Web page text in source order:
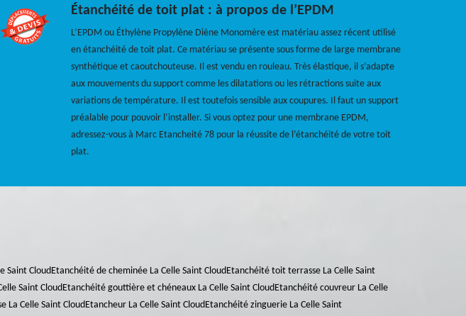
Étanchéité de toit plat : à propos de l’EPDM
L’EPDM ou Éthylène Propylène Diène Monomère est matériau assez récent utilisé
en étanchéité de toit plat. Ce matériau se présente sous forme de large membrane
synthétique et caoutchouteuse. Il est vendu en rouleau. Très élastique, il s’adapte
aux mouvements du support comme les dilatations ou les rétractions suite aux
variations de température. Il est toutefois sensible aux coupures. Il faut un support
préalable pour pouvoir l’installer. Si vous optez pour une membrane EPDM,
adressez-vous à Marc Etancheité 78 pour la réussite de l’étanchéité de votre toit
plat.
Saint CloudEtanchéité de cheminée La Celle Saint CloudEtanchéité toit terrasse La Celle Saint
Saint CloudEtanchéité gouttière et chéneaux La Celle Saint CloudEtanchéité couvreur La Celle
La Celle Saint CloudEtancheur La Celle Saint CloudEtanchéité zinguerie La Celle Saint